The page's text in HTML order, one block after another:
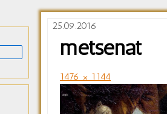
25.09.2016
metsenat
1476 × 1144